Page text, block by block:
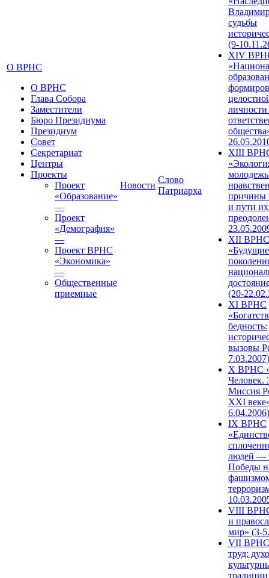
О ВРНС
О ВРНС
Глава Собора
Заместители
Бюро Президиума
Президиум
Совет
Секретариат
Центры
Проекты
Проект
«Образование»
—
Проект
«Демография»
—
Проект ВРНС
«Экономика»
—
Общественные
приемные
Новости
Слово
Патриарха
судьбы
(9-
XIV
XIII
причины
и пути их
XII ВРНС
«Будущие
(20-
XI ВРНС
бедность:
вызовы
7.03.2007)
X ВРНС
Человек.
Миссия
XXI
6.04.2006)
IX ВРНС
людей —
Победы
VIII
и
мир» (3-
VII ВРНС
труд: